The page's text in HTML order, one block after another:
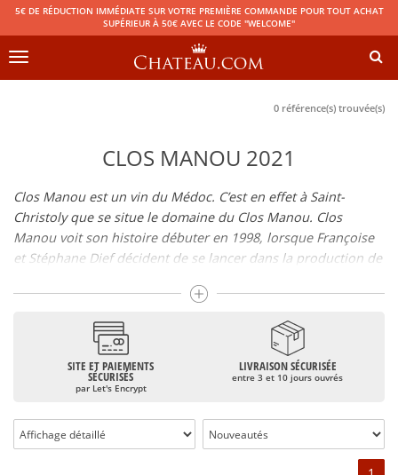
5€ DE RÉDUCTION IMMÉDIATE SUR VOTRE PREMIÈRE COMMANDE POUR TOUT ACHAT
SUPÉRIEUR À 50€ AVEC LE CODE "WELCOME"
Toggle
0 référence(s) trouvée(s)
CLOS MANOU 2021
Clos Manou est un vin du Médoc. C’est en effet à Saint-
Christoly que se situe le domaine du Clos Manou. Clos
Manou voit son histoire débuter en 1998, lorsque Françoise
et Stéphane Dief décident de se lancer dans la production de
s’agrandit au fil des ans, jusqu’à atteindre 18 hectares
aujourd’hui. Les différents achats de parcelles qu’ont réalisés
les époux Dief ont en effet permis d’obtenir le vignoble
actuel et la qualité de ce vin.
Le vignoble contient des vignes des quatre cépages les plus
le Merlot, le Cabernet-Franc et le Petit-Verdot, répartis sur
trois terroirs différents : deux sortes de graves et des argiles.
Depuis sa création en 1998, Clos Manou a su s’imposer parmi
SITE ET PAIEMENTS
SÉCURISÉS
par Let's Encrypt
LIVRAISON SÉCURISÉE
entre 3 et 10 jours ouvrés